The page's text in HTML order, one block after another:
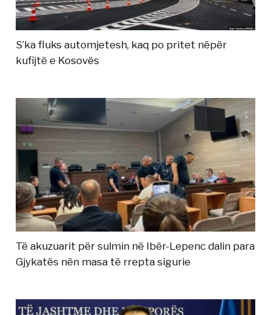
S’ka fluks automjetesh, kaq po pritet nëpër
kufijtë e Kosovës
Të akuzuarit për sulmin në Ibër-Lepenc dalin para
Gjykatës nën masa të rrepta sigurie